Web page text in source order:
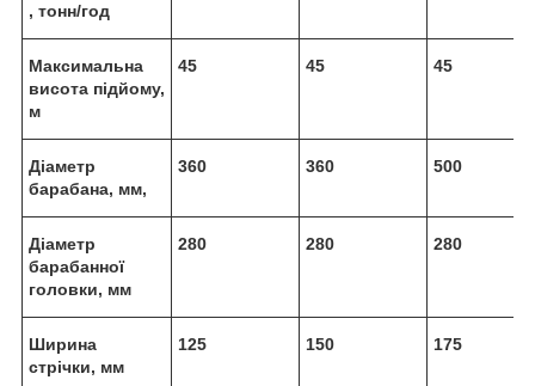
, тонн/год
Максимальна
висота підйому,
м
45 45 45
Діаметр
барабана, мм,
360 360 500
Діаметр
барабанної
головки, мм
280 280 280
Ширина
стрічки, мм
125 150 175